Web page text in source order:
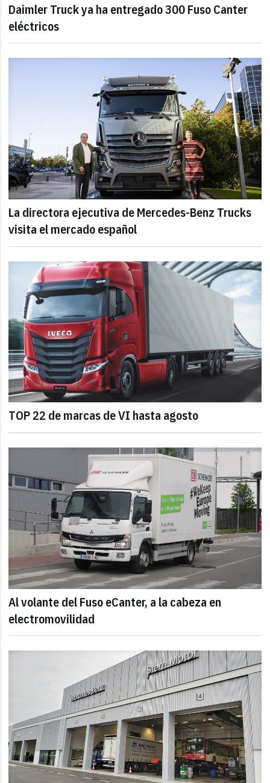
Daimler Truck ya ha entregado 300 Fuso Canter
eléctricos
La directora ejecutiva de Mercedes-Benz Trucks
visita el mercado español
TOP 22 de marcas de VI hasta agosto
Al volante del Fuso eCanter, a la cabeza en
electromovilidad